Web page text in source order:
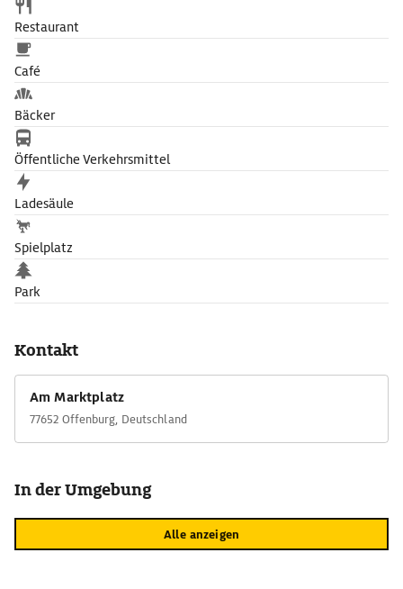
Restaurant
Café
Bäcker
Öffentliche Verkehrsmittel
Ladesäule
Spielplatz
Park
Kontakt
Am Marktplatz
77652 Offenburg, Deutschland
In der Umgebung
Alle anzeigen